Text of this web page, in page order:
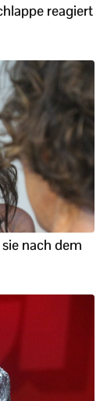
reagiert
nach dem